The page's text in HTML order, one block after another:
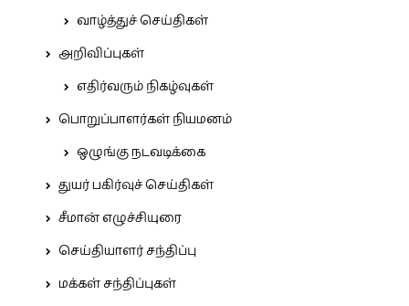
வாழ்த்துச் செய்திகள்
அறிவிப்புகள்
எதிர்வரும் நிகழ்வுகள்
பொறுப்பாளர்கள் நியமனம்
ஒழுங்கு நடவடிக்கை
துயர் பகிர்வுச் செய்திகள்
சீமான் எழுச்சியுரை
செய்தியாளர் சந்திப்பு
மக்கள் சந்திப்புகள்